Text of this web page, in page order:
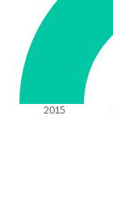
2015